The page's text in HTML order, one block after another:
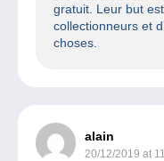
gratuit. Leur but
collectionneurs et
choses.
alain
20/12/2019 at